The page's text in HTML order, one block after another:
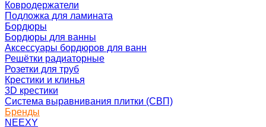
Ковродержатели
Подложка для ламината
Бордюры
Бордюры для ванны
Аксессуары бордюров для ванн
Решётки радиаторные
Розетки для труб
Крестики и клинья
3D крестики
Система выравнивания плитки (СВП)
Бренды
NEEXY